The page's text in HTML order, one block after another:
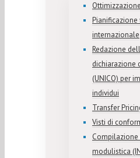
Pianificazione
internazionale
Redazione
dichiarazione
(UNICO) per
individui
Transfer
Visti di
Compilazione
modulistica